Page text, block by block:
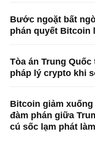
Bước ngoặt bất
phán quyết Bitcoin
Tòa án Trung
pháp lý crypto khi
Bitcoin giảm
đàm phán giữa
cú sốc lạm phát